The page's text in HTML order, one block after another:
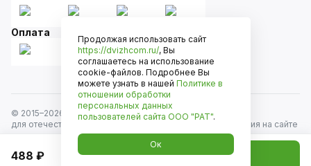
488 ₽ Добавить в корзину
Оплата
© 2015–2026
Движком — сеть магазинов автозапчастей
для отечественных автомобилей и иномарок. Информация на сайте
носит исключительно информационный характер и не является
публичной офертой, определяемой положениями
ст. 437 Гражданского кодекса РФ. Все права защищены.
Продолжая использовать сайт
https://dvizhcom.ru/, Вы
соглашаетесь на использование
cookie-файлов. Подробнее Вы
можете узнать в нашей Политике в
отношении обработки
персональных данных
пользователей сайта ООО "РАТ".
Ок